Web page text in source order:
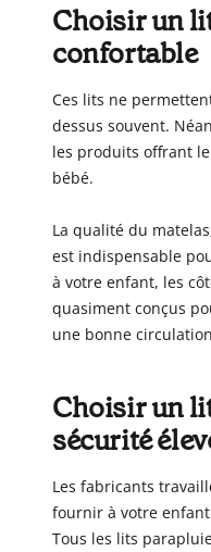
Choisir un
confortable
Ces lits ne
dessus souvent.
les produits offrant
bébé.
La qualité du
est indispensable
à votre enfant, les
quasiment conçus
une bonne
Choisir un
sécurité
Les fabricants
fournir à votre
Tous les lits